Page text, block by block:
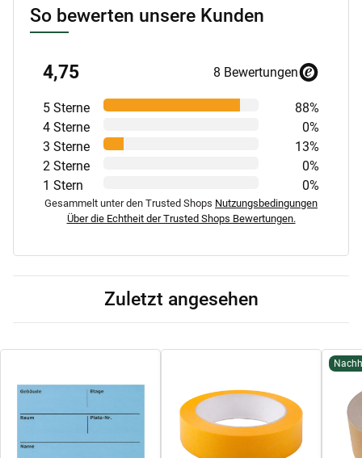
So bewerten unsere Kunden
4,75 8 Bewertungen
5 Sterne
88%
4 Sterne
0%
3 Sterne
13%
2 Sterne
0%
1 Stern
0%
Gesammelt unter den Trusted Shops Nutzungsbedingungen
Über die Echtheit der Trusted Shops Bewertungen.
Zuletzt angesehen